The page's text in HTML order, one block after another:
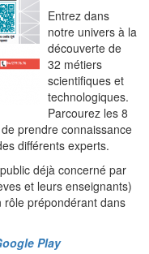
Entrez dans
notre univers à la
découverte de
32 métiers
scientifiques et
technologiques.
Parcourez les 8
prendre connaissance
différents experts.
déjà concerné par
et leurs enseignants)
rôle prépondérant dans
Play